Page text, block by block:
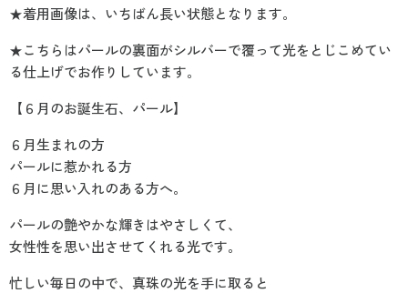
★着用画像は、いちばん長い状態となります。
★こちらはパールの裏面がシルバーで覆って光をとじこめてい
る仕上げでお作りしています。
【６月のお誕生石、パール】
６月生まれの方
パールに惹かれる方
６月に思い入れのある方へ。
パールの艶やかな輝きはやさしくて、
女性性を思い出させてくれる光です。
忙しい毎日の中で、真珠の光を手に取ると